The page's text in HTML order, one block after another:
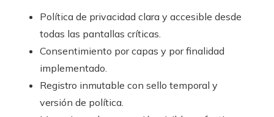
Política de privacidad clara y accesible desde
todas las pantallas críticas.
Consentimiento por capas y por finalidad
implementado.
Registro inmutable con sello temporal y
versión de política.